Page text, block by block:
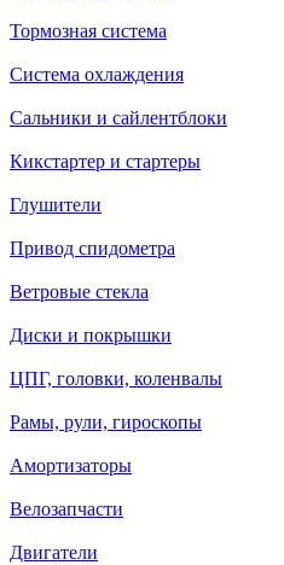
Тормозная система
Система охлаждения
Сальники и сайлентблоки
Кикстартер и стартеры
Глушители
Привод спидометра
Ветровые стекла
Диски и покрышки
ЦПГ, головки, коленвалы
Рамы, рули, гироскопы
Амортизаторы
Велозапчасти
Двигатели